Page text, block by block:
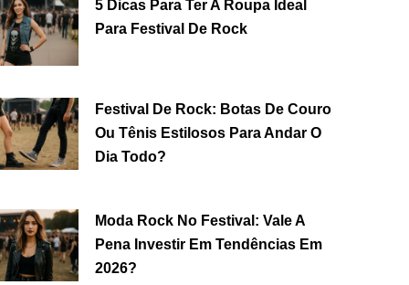
5 Dicas Para Ter A Roupa Ideal
Para Festival De Rock
Festival De Rock: Botas De Couro
Ou Tênis Estilosos Para Andar O
Dia Todo?
Moda Rock No Festival: Vale A
Pena Investir Em Tendências Em
2026?